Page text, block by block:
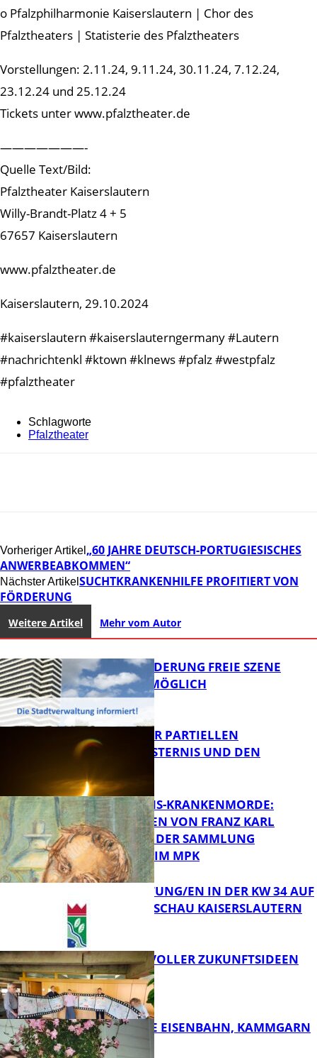
o Pfalzphilharmonie Kaiserslautern | Chor des
Pfalztheaters | Statisterie des Pfalztheaters
Vorstellungen: 2.11.24, 9.11.24, 30.11.24, 7.12.24,
23.12.24 und 25.12.24
Tickets unter www.pfalztheater.de
———————-
Quelle Text/Bild:
Pfalztheater Kaiserslautern
Willy-Brandt-Platz 4 + 5
67657 Kaiserslautern
www.pfalztheater.de
Kaiserslautern, 29.10.2024
#kaiserslautern #kaiserslauterngermany #Lautern
#nachrichtenkl #ktown #klnews #pfalz #westpfalz
#pfalztheater
Schlagworte
Pfalztheater
Vorheriger Artikel „60 JAHRE DEUTSCH-PORTUGIESISCHES
ANWERBEABKOMMEN“
Nächster Artikel SUCHTKRANKENHILFE PROFITIERT VON
FÖRDERUNG
Weitere Artikel Mehr vom Autor
PROJEKTFÖRDERUNG FREIE SZENE
WEITERHIN MÖGLICH
Bildung
VORTRAG ZUR PARTIELLEN
SONNENFINSTERNIS UND DEN
PERSEIDEN
OPFER DER NS-KRANKENMORDE:
ZEICHNUNGEN VON FRANZ KARL
BÜHLER AUS DER SAMMLUNG
PRINZHORN IM MPK
FB Kultur
VERANSTALTUNG/EN IN DER KW 34 AUF
DER GARTENSCHAU KAISERSLAUTERN
FILMROLLE VOLLER ZUKUNFTSIDEEN
DIE HÖCHSTE EISENBAHN, KAMMGARN